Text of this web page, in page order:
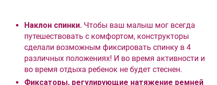
Наклон спинки. Чтобы ваш малыш мог всегда
путешествовать с комфортом, конструкторы
сделали возможным фиксировать спинку в 4
различных положениях! И во время активности и
во время отдыха ребенок не будет стеснен.
Фиксаторы, регулирующие натяжение ремней